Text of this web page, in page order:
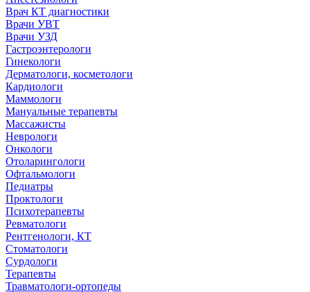
Врач КТ диагностики
Врачи УВТ
Врачи УЗД
Гастроэнтерологи
Гинекологи
Дерматологи, косметологи
Кардиологи
Маммологи
Мануальные терапевты
Массажисты
Неврологи
Онкологи
Отоларингологи
Офтальмологи
Педиатры
Проктологи
Психотерапевты
Ревматологи
Рентгенологи, КТ
Стоматологи
Сурдологи
Терапевты
Травматологи-ортопеды